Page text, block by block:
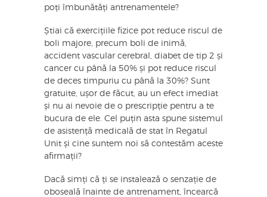
poți îmbunătăți antrenamentele?
Știai că exercițiile fizice pot reduce riscul de
boli majore, precum boli de inimă,
accident vascular cerebral, diabet de tip 2 și
cancer cu până la 50% și pot reduce riscul
de deces timpuriu cu până la 30%? Sunt
gratuite, ușor de făcut, au un efect imediat
și nu ai nevoie de o prescripție pentru a te
bucura de ele. Cel puțin asta spune sistemul
de asistență medicală de stat în Regatul
Unit și cine suntem noi să contestăm aceste
afirmații?
Dacă simți că ți se instalează o senzație de
oboseală înainte de antrenament, încearcă